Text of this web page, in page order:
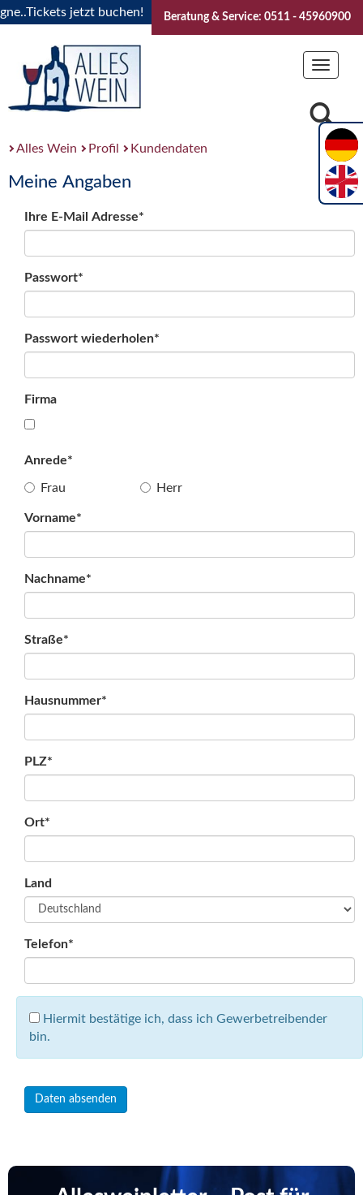
jetzt buchen! "Das Sommerfest 2026" Vive la
Beratung & Service: 0511 - 45960900
Toggle
Alles Wein Profil Kundendaten
Meine Angaben
Ihre E-Mail Adresse*
Passwort*
Passwort wiederholen*
Firma
Anrede*
Frau Herr
Vorname*
Nachname*
Straße*
Hausnummer*
PLZ*
Ort*
Land
Telefon*
bin.